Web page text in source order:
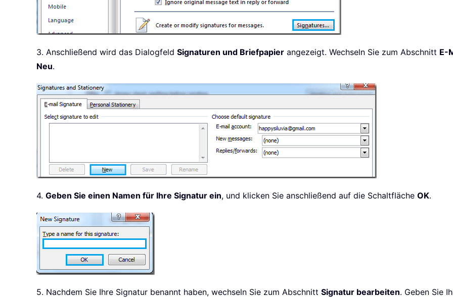
3. Anschließend wird das Dialogfeld Signaturen und Briefpapier angezeigt. Wechseln Sie zum Abschnitt E-
Neu.
4. Geben Sie einen Namen für Ihre Signatur ein, und klicken Sie anschließend auf die Schaltfläche OK.
5. Nachdem Sie Ihre Signatur benannt haben, wechseln Sie zum Abschnitt Signatur bearbeiten. Geben Sie